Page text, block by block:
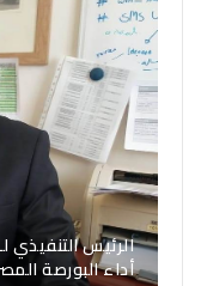
الرئيس
أداء البورصة